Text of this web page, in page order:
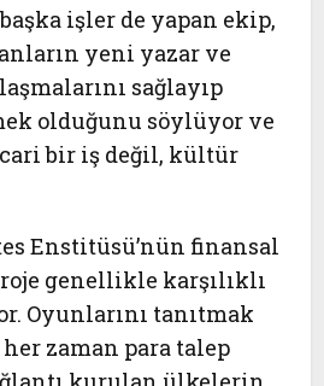
işler de yapan ekip,
yeni yazar ve
sağlayıp
olduğunu söylüyor ve
bir iş değil, kültür
Enstitüsü’nün finansal
genellikle karşılıklı
Oyunlarını tanıtmak
zaman para talep